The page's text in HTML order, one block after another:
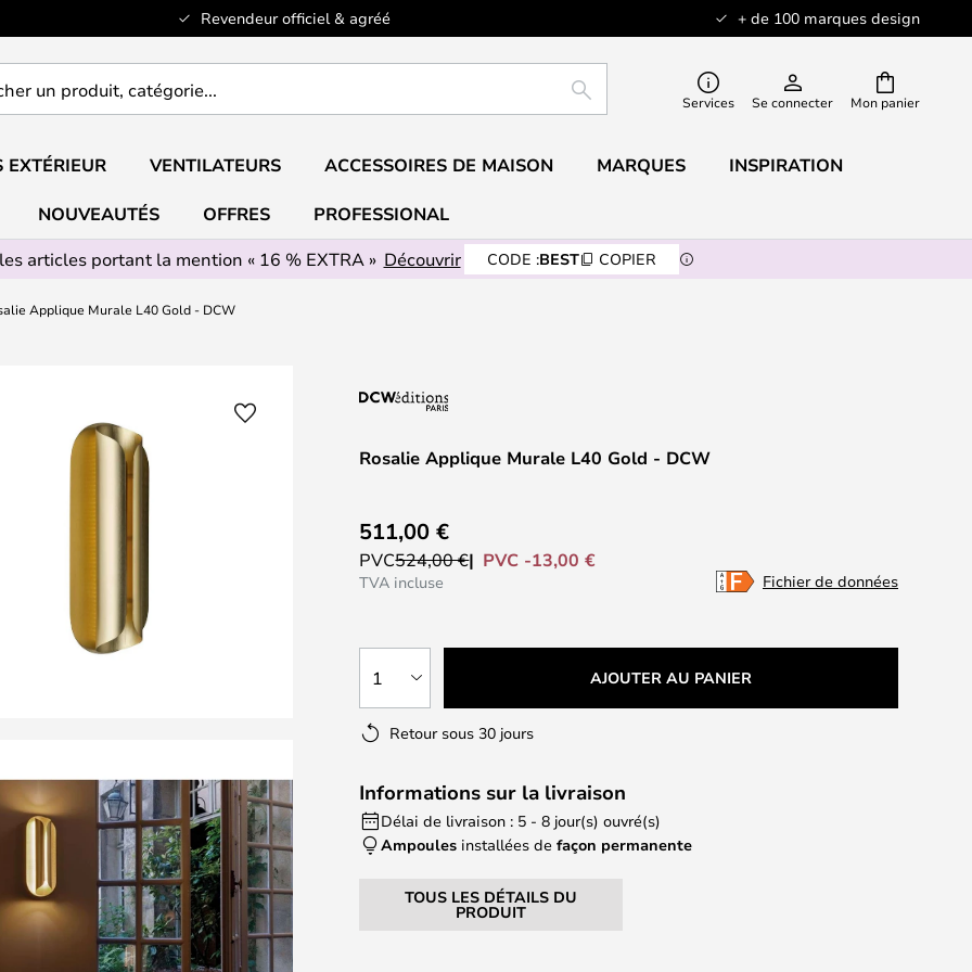
Revendeur officiel & agréé + de 100 marques design
Mon panier
RECHERCHERServices Se connecter
EXTÉRIEUR VENTILATEURS ACCESSOIRES DE MAISON MARQUES INSPIRATION
NOUVEAUTÉS OFFRES
PROFESSIONAL
articles portant la mention « 16 % EXTRA » Découvrir CODE :BEST COPIER
Applique Murale L40 Gold - DCW
Rosalie Applique Murale L40 Gold - DCW
511,00 €
PVC524,00 € PVC -13,00 €
TVA incluse Fichier de données
1 AJOUTER AU PANIER
Retour sous 30 jours
Informations sur la livraison
Délai de livraison : 5 - 8 jour(s) ouvré(s)
Ampoules installées defaçon permanente
TOUS LES DÉTAILS DU
PRODUIT